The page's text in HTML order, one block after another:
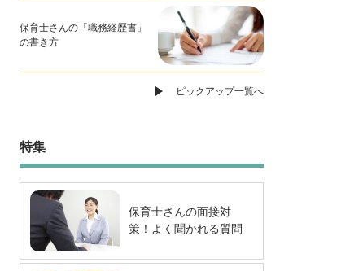
保育士さんの「職務経歴書」
の書き方
ピックアップ一覧へ
特集
保育士さんの面接対
策！よく聞かれる質問
トを徹底解説！